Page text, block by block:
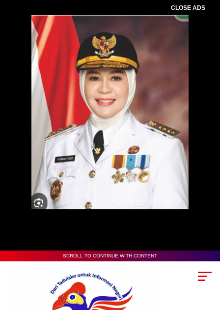
CLOSE ADS
SCROLL TO CONTINUE WITH CONTENT